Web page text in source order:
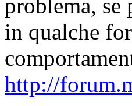
problema,
in qualche
http://